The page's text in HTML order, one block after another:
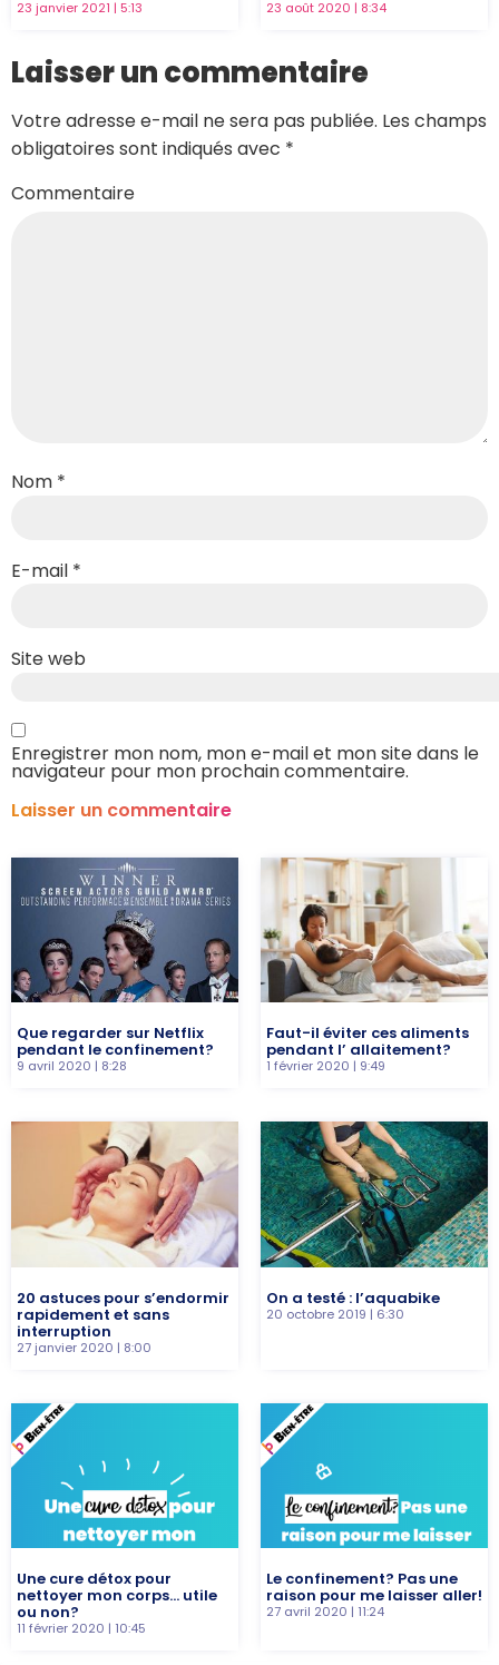
23 janvier 2021 5:13 23 août 2020 8:34
Laisser un commentaire
Votre adresse e-mail ne sera pas publiée. Les champs
obligatoires sont indiqués avec *
Commentaire
Nom *
E-mail *
Site web
Enregistrer mon nom, mon e-mail et mon site dans le
navigateur pour mon prochain commentaire.
Que regarder sur Netflix
pendant le confinement?
9 avril 2020 8:28
Faut-il éviter ces aliments
pendant l’ allaitement?
1 février 2020 9:49
20 astuces pour s’endormir
rapidement et sans
interruption
27 janvier 2020 8:00
On a testé : l’aquabike
20 octobre 2019 6:30
Une cure détox pour
nettoyer mon corps… utile
ou non?
11 février 2020 10:45
Le confinement? Pas une
raison pour me laisser aller!
27 avril 2020 11:24